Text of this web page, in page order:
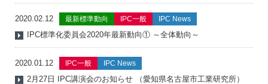
2020.02.12 最新標準動向 IPC一般 IPC News
IPC標準化委員会2020年最新動向① ～全体動向～
2020.01.12 IPC一般 IPC News
2月27日 IPC講演会のお知らせ （愛知県名古屋市工業研究所）